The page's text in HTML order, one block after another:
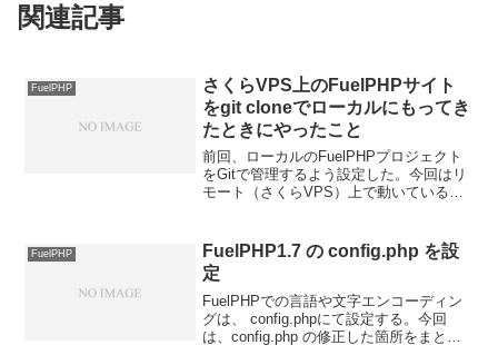
関連記事
FuelPHP
さくらVPS上のFuelPHPサイト
をgit cloneでローカルにもってき
たときにやったこと
前回、ローカルのFuelPHPプロジェクト
をGitで管理するよう設定した。今回はリ
モート（さくらVPS）上で動いている
VPS上のFuelPHPプロジェクト...
FuelPHP
FuelPHP1.7 の config.php を設
定
FuelPHPでの言語や文字エンコーディン
グは、 config.phpにて設定する。今回
は、config.php の修正した箇所をまとめ